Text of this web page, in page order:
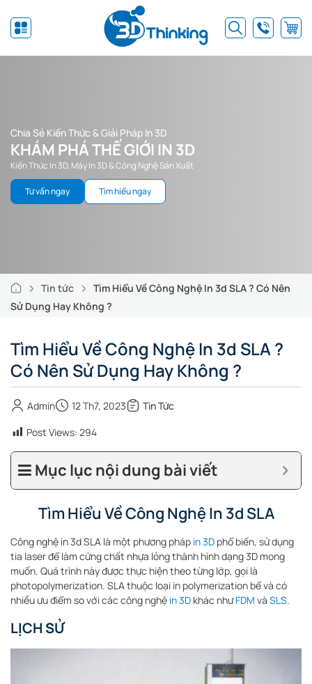
Chia Sẻ Kiến Thức & Giải Pháp In 3D
KHÁM PHÁ THẾ GIỚI IN 3D
Kiến Thức In 3D, Máy In 3D & Công Nghệ Sản Xuất
Tư vấn ngay Tìm hiểu ngay
Tin tức
Tìm Hiểu Về Công Nghệ In 3d SLA ? Có Nên
Sử Dụng Hay Không ?
Tìm Hiểu Về Công Nghệ In 3d SLA ?
Có Nên Sử Dụng Hay Không ?
Admin 12 Th7, 2023 Tin Tức
Post Views: 294
Mục lục nội dung bài viết
Tìm Hiểu Về Công Nghệ In 3d SLA
Công nghệ in 3d SLA là một phương pháp in 3D phổ biến, sử dụng
tia laser để làm cứng chất nhựa lỏng thành hình dạng 3D mong
muốn. Quá trình này được thực hiện theo từng lớp, gọi là
photopolymerization. SLA thuộc loại in polymerization bể và có
nhiều ưu điểm so với các công nghệ in 3D khác nhưFDM và SLS.
LỊCH SỬ